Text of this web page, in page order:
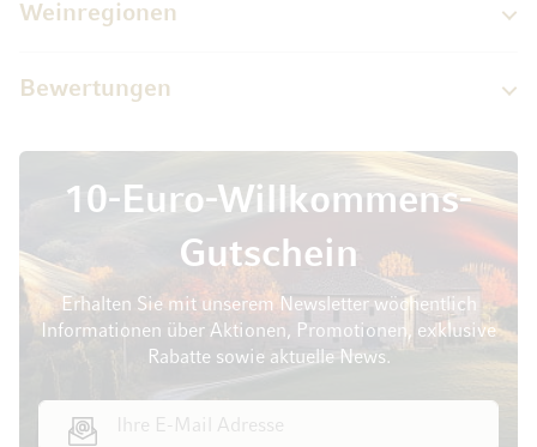
Weinregionen
Bewertungen
10-Euro-Willkommens-
Gutschein
Erhalten Sie mit unserem Newsletter wöchentlich
Informationen über Aktionen, Promotionen, exklusive
Rabatte sowie aktuelle News.